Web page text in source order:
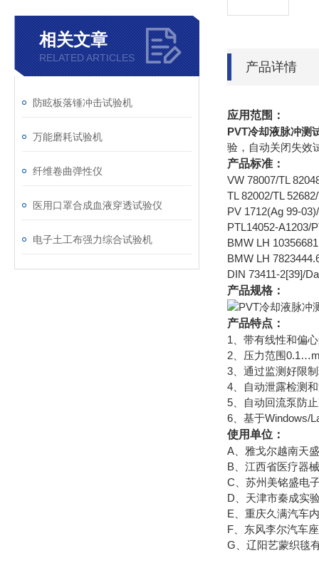
相关文章
RELATED ARTICLES
防眩板落锤冲击试验机
万能磨耗试验机
纤维卷曲弹性仪
医用口罩合成血液穿透试验仪
电子土工布强力综合试验机
产品详情
应用范围：
PVT冷却液脉冲测
验，自动关闭失效
产品标准：
VW 78007/TL
TL 82002/TL
PV 1712(Ag 99-
PTL14052-A1203/
BMW LH
BMW LH
DIN 73411-2[39]/
产品规格：
产品特点：
1、带有线性和偏
2、压力范围
3、通过监测好限
4、自动泄露检测
5、自动回流泵防
6、基于Windows/
使用单位：
A、雅戈尔越南天
B、江西省医疗器
C、苏州美铭盛电
D、天津市秦成实
E、重庆久满汽车
F、东风李尔汽车
G、辽阳艺蒙织毯